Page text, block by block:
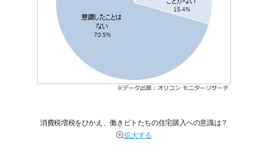
消費税増税をひかえ、働きビトたちの住宅購入への意識は？
拡大する